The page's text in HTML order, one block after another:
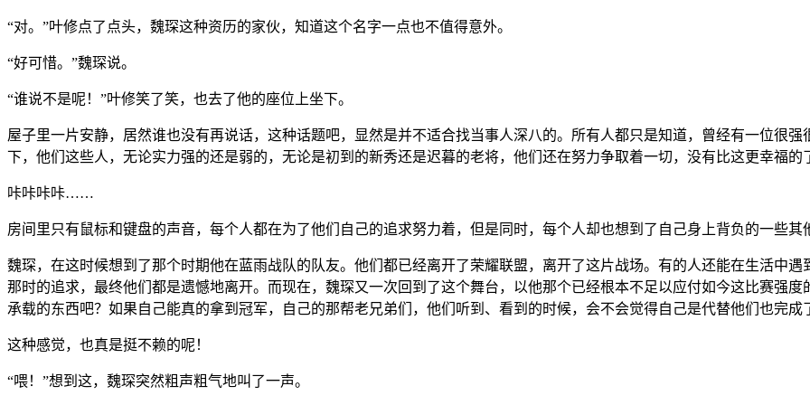
“对。”叶修点了点头，魏琛这种资历的家伙，知道这个名字一点也不值得意外。
“好可惜。”魏琛说。
“谁说不是呢！”叶修笑了笑，也去了他的座位上坐下。
屋子里一片安静，居然谁也没有再说话，这种话题吧，显然是并不适合找当事人深八的。所有人都只是知道，曾经有一位很
下，他们这些人，无论实力强的还是弱的，无论是初到的新秀还是迟暮的老将，他们还在努力争取着一切，没有比这更幸福的
咔咔咔咔……
房间里只有鼠标和键盘的声音，每个人都在为了他们自己的追求努力着，但是同时，每个人却也想到了自己身上背负的一些其
魏琛，在这时候想到了那个时期他在蓝雨战队的队友。他们都已经离开了荣耀联盟，离开了这片战场。有的人还能在生活中
那时的追求，最终他们都是遗憾地离开。而现在，魏琛又一次回到了这个舞台，以他那个已经根本不足以应付如今这比赛强
承载的东西吧？如果自己能真的拿到冠军，自己的那帮老兄弟们，他们听到、看到的时候，会不会觉得自己是代替他们也完成
这种感觉，也真是挺不赖的呢！
“喂！”想到这，魏琛突然粗声粗气地叫了一声。